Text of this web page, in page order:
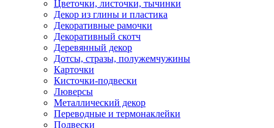
Цветочки, листочки, тычинки
Декор из глины и пластика
Декоративные рамочки
Декоративный скотч
Деревянный декор
Дотсы, стразы, полужемчужины
Карточки
Кисточки-подвески
Люверсы
Металлический декор
Переводные и термонаклейки
Подвески